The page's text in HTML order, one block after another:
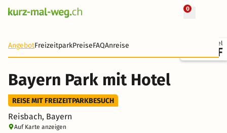
0 + 35 Fotos
Ticket + Hotel
86 CHF
AngebotFreizeitparkPreiseFAQAnreise
Bayern Park mit Hotel
REISE MIT FREIZEITPARKBESUCH
Reisbach, Bayern
Auf Karte anzeigen